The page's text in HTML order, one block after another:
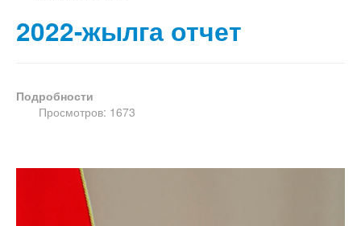
2022-жылга отчет
Подробности
Просмотров: 1673